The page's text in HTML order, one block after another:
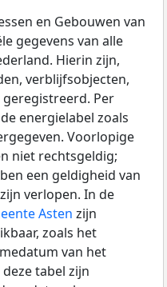
en Gebouwen van
gegevens van alle
Hierin zijn,
verblijfsobjecten,
Per
energielabel zoals
Voorlopige
niet rechtsgeldig;
een geldigheid van
verlopen. In de
Asten zijn
zoals het
van het
tabel zijn